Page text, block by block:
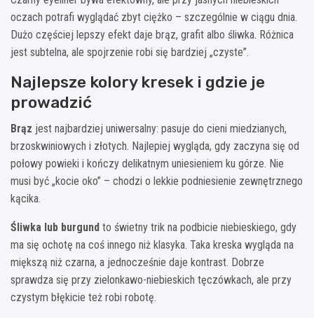
oczach potrafi wyglądać zbyt ciężko – szczególnie w ciągu dnia.
Dużo częściej lepszy efekt daje brąz, grafit albo śliwka. Różnica
jest subtelna, ale spojrzenie robi się bardziej „czyste”.
Najlepsze kolory kresek i gdzie je
prowadzić
Brąz jest najbardziej uniwersalny: pasuje do cieni miedzianych,
brzoskwiniowych i złotych. Najlepiej wygląda, gdy zaczyna się od
połowy powieki i kończy delikatnym uniesieniem ku górze. Nie
musi być „kocie oko” – chodzi o lekkie podniesienie zewnętrznego
kącika.
Śliwka lub burgund to świetny trik na podbicie niebieskiego, gdy
ma się ochotę na coś innego niż klasyka. Taka kreska wygląda na
miększą niż czarna, a jednocześnie daje kontrast. Dobrze
sprawdza się przy zielonkawo-niebieskich tęczówkach, ale przy
czystym błękicie też robi robotę.